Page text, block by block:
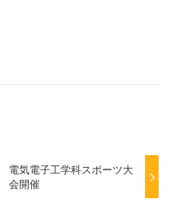
電気電子工学科スポーツ大
会開催